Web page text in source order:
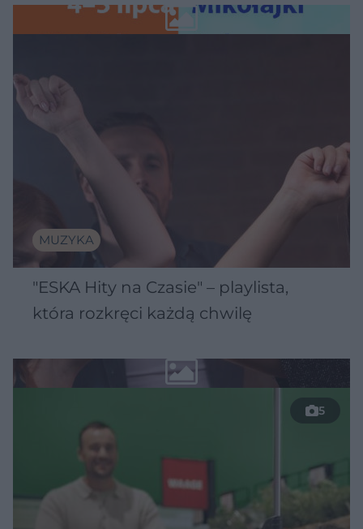
Wawelu
MUZYKA
"ESKA Hity na Czasie" – playlista,
która rozkręci każdą chwilę
5